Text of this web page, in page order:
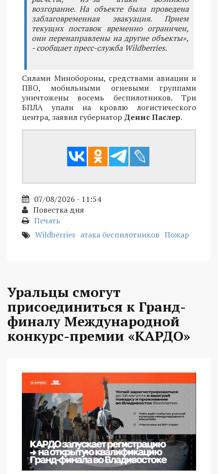
возгорание. На объекте была проведена
заблаговременная эвакуация. Прием
текущих поставок временно ограничен,
они перенаправлены на другие объекты»,
- сообщает пресс-служба Wildberries.
Силами Минобороны, средствами авиации и
ПВО, мобильными огневыми группами
уничтожены восемь беспилотников. Три
БПЛА упали на кровлю логистического
центра, заявил губернатор Денис Паслер.
07/08/2026 - 11:54
Повестка дня
Печать
Wildberries атака беспилотников Пожар
Уральцы смогут
присоединиться к Гранд-
финалу Международной
конкурс-премии «КАРДО»